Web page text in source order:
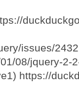
issues/2432
08/jquery-2-
https://